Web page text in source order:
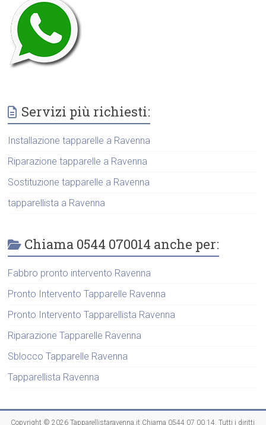
Servizi più richiesti:
Installazione tapparelle a Ravenna
Riparazione tapparelle a Ravenna
Sostituzione tapparelle a Ravenna
tapparellista a Ravenna
Chiama 0544 070014 anche per:
Fabbro pronto intervento Ravenna
Pronto Intervento Tapparelle Ravenna
Pronto Intervento Tapparellista Ravenna
Riparazione Tapparelle Ravenna
Sblocco Tapparelle Ravenna
Tapparellista Ravenna
Copyright © 2026Tapparellistaravenna.it Chiama 0544 07 00 14 . Tutti i diritti